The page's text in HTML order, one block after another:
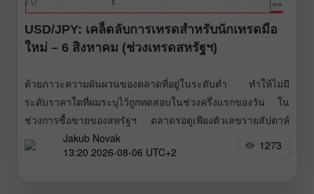
USD/JPY: เคล็ดลับการเทรดสำหรับนักเทรดมือ
ใหม่ – 6 สิงหาคม (ช่วงเทรดสหรัฐฯ)
ด้วยภาวะความผันผวนของตลาดที่อยู่ในระดับต่ำ ทำให้ไม่มี
ระดับราคาใดที่ผมระบุไว้ถูกทดสอบในช่วงครึ่งแรกของวัน ใน
ช่วงการซื้อขายของสหรัฐฯ ตลาดรอดูเพียงตัวเลขรายสัปดาห์
U.S. Initial Jobless Claims ดังนั้นโอกาสที่จะมีเซอร์ไพรส์ครั้ง
ใหญ่จึงค่อนข้างต่ำ ตัวชี้วัดนี้สะท้อนภาพรวมของภาวะตลาด
Jakub Novak
13:20 2026-08-06 UTC+2
1273